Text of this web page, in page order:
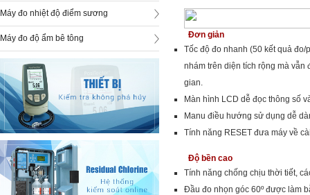
Máy đo nhiệt độ điểm sương
Máy đo độ ẩm bê tông
Đơn giản
Tốc độ đo nhanh (50 kết quả
nhám trên diện tích rộng mà vẫn
gian.
Màn hình LCD dễ đọc thông số
Manu điều hướng sử dụng dễ
Tính năng RESET đưa máy về
Độ bền cao
Tính năng chống chịu thời tiết,
Đầu đo nhọn góc 60º được làm